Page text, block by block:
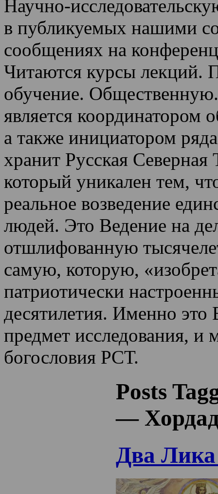
Научно-
в публикуемых нашими
сообщениях на
Читаются курсы лекций.
обучение.
является
а также инициатором
хранит Русская
который уникален тем,
реальное возведение
людей. Это Ведение на
отшлифованную
самую, которую,
патриотически
десятилетия. Именно это
предмет исследования, и
богословия РСТ.
Posts
—
Два Лика